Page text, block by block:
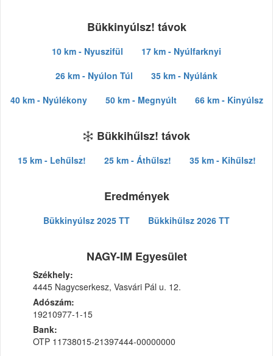
Bükkinyúlsz! távok
10 km - Nyuszifül
17 km - Nyúlfarknyi
26 km - Nyúlon Túl
35 km - Nyúlánk
40 km - Nyúlékony
50 km - Megnyúlt 66 km - Kinyúlsz
Bükkihűlsz! távok
15 km - Lehűlsz! 25 km - Áthűlsz! 35 km - Kihűlsz!
Eredmények
Bükkinyúlsz 2025 TT Bükkihűlsz 2026 TT
NAGY-IM Egyesület
Székhely:
4445 Nagycserkesz, Vasvári Pál u. 12.
Adószám:
19210977-1-15
Bank:
OTP 11738015-21397444-00000000